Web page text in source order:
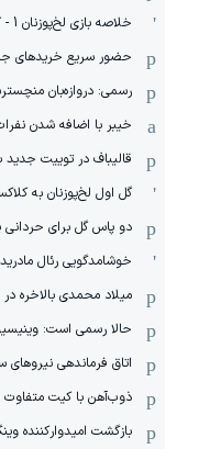
خلاصه بازی لخ‌پوزنان 1 - کلاکسویک 0
حضور سریع خریدهای
رسمی: دروازه‌بان
خیبر با اضافه شدن
قالیباف در توییت جدید
گل اول لخ‌پوزنان به
دو پاس گل برای
خوشامدگویی رئال
میلاد محمدی بالاخره در 11 نفر
حالا رسمی است:
اتاق فرماندهی
ذوب‌آهن با کیت
بازگشت امیدوارکننده